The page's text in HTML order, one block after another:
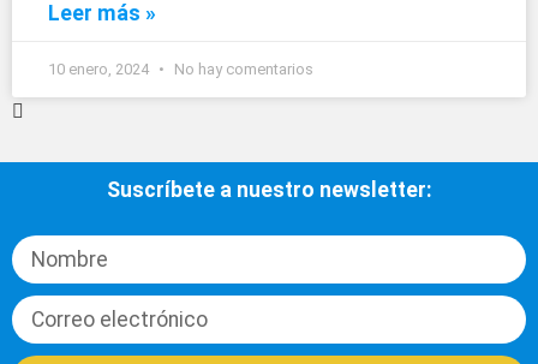
Leer más »
10 enero, 2024 No hay comentarios
Suscríbete a nuestro newsletter: